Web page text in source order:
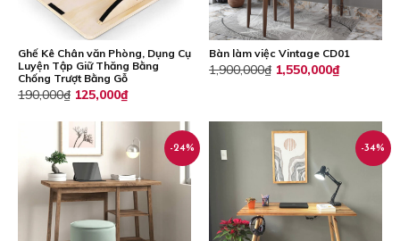
Ghế Kê Chân văn Phòng, Dụng Cụ
Luyện Tập Giữ Thăng Bằng
Chống Trượt Bằng Gỗ
190,000₫ Giá
là:
190,000₫.
125,000₫Giá
là:
125,000₫.
Bàn làm việc Vintage CD01
1,900,000₫ 1,550,000₫
-24% -34%